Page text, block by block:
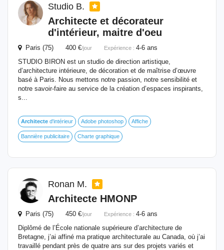
Studio B.
Architecte et décorateur
d'intérieur, maitre d'oeu
Paris (75) 400 €/jour Expérience : 4-6 ans
STUDIO BIRON est un studio de direction artistique,
d’architecture intérieure, de décoration et de maîtrise d’œuvre
basé à Paris. Nous mettons notre passion, notre sensibilité et
notre savoir-faire au service de la création d’espaces inspirants,
s...
Architecte d'intérieur Adobe photoshop Affiche
Bannière publicitaire Charte graphique
Ronan M.
Architecte HMONP
Paris (75) 450 €/jour Expérience : 4-6 ans
Diplômé de l’École nationale supérieure d’architecture de
Bretagne, j’ai affiné ma pratique architecturale au Canada, où j’ai
travaillé pendant près de quatre ans sur des projets variés et